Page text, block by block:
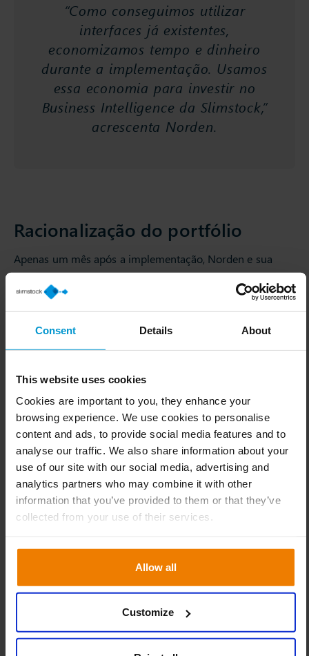
Consent Details About
This website uses cookies
Cookies are important to you, they enhance your
browsing experience. We use cookies to personalise
content and ads, to provide social media features and to
analyse our traffic. We also share information about your
use of our site with our social media, advertising and
analytics partners who may combine it with other
information that you’ve provided to them or that they’ve
collected from your use of their services.
Allow all
Customize
“Como conseguimos utilizar
interfaces já existentes,
economizamos tempo e dinheiro
durante a implementação. Usamos
essa economia para investir no
Business Intelligence da Slimstock,”
acrescenta Norden.
Racionalização do portfólio
Apenas um mês após a implementação, Norden e sua
equipe já começaram a perceber os benefícios da
plataforma Slim4. “Pudemos ver imediatamente que, para
muitos grupos de produtos, nossos níveis de estoque
estavam desbalanceados.”
equipe de planejamento tome decisões mais estratégicas
sobre o estoque: “Certos itens são vendidos em
quantidades fixas. Por exemplo, parafusos são comprados
em lotes de doze unidades. Se mantivermos apenas cinco
unidades em estoque, precisaríamos pedir mais do que o
necessário. Esse item é essencialmente comprado sob
demanda e pode não precisar ser estocado. O Slim4 nos
ajuda a tomar decisões informadas sobre esses casos.
Como resultado, conseguimos racionalizar nosso
Aprimoramento contínuo das regras de decisão
Desde a adoção do Slim4, o papel dos planejadores de
da equipe de planejamento agora está integrado ao